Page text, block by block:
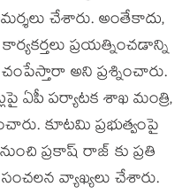
చేశారు. అంతేకాదు,
ప్రయత్నించడాన్ని
చంపేస్తారా అని ప్రశ్నించారు.
ఏపీ పర్యాటక శాఖ మంత్రి,
కూటమి ప్రభుత్వంపై
ప్రకాష్ రాజ్ కు ప్రతి
వ్యాఖ్యలు చేశారు.